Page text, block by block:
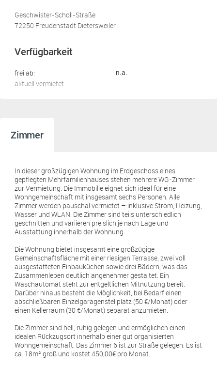
Geschwister-Scholl-Straße
72250 Freudenstadt Dietersweiler
Verfügbarkeit
frei ab: n.a.
aktuell vermietet
Zimmer
In dieser großzügigen Wohnung im Erdgeschoss eines
gepflegten Mehrfamilienhauses stehen mehrere WG-Zimmer
zur Vermietung. Die Immobilie eignet sich ideal für eine
Wohngemeinschaft mit insgesamt sechs Personen. Alle
Zimmer werden pauschal vermietet – inklusive Strom, Heizung,
Wasser und WLAN. Die Zimmer sind teils unterschiedlich
geschnitten und variieren preislich je nach Lage und
Ausstattung innerhalb der Wohnung.
Die Wohnung bietet insgesamt eine großzügige
Gemeinschaftsfläche mit einer riesigen Terrasse, zwei voll
ausgestatteten Einbauküchen sowie drei Bädern, was das
Zusammenleben deutlich angenehmer gestaltet. Ein
Waschautomat steht zur entgeltlichen Mitnutzung bereit.
Darüber hinaus besteht die Möglichkeit, bei Bedarf einen
abschließbaren Einzelgaragenstellplatz (50 €/Monat) oder
einen Kellerraum (30 €/Monat) separat anzumieten.
Die Zimmer sind hell, ruhig gelegen und ermöglichen einen
idealen Rückzugsort innerhalb einer gut organisierten
Wohngemeinschaft. Das Zimmer 6 ist zur Straße gelegen. Es ist
ca. 18m² groß und kostet 450,00€ pro Monat.